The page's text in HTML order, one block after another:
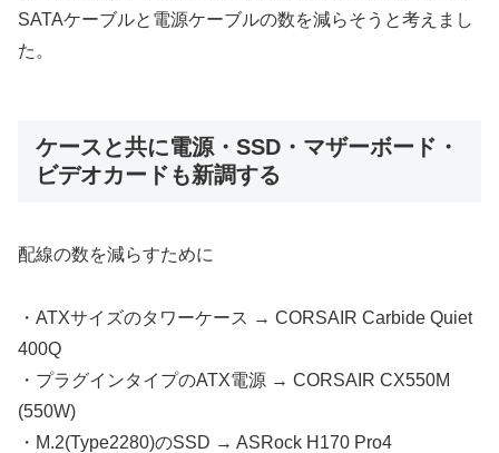
SATAケーブルと電源ケーブルの数を減らそうと考えまし
た。
ケースと共に電源・SSD・マザーボード・
ビデオカードも新調する
配線の数を減らすために
・ATXサイズのタワーケース → CORSAIR Carbide Quiet
400Q
・プラグインタイプのATX電源 → CORSAIR CX550M
(550W)
・M.2(Type2280)のSSD → ASRock H170 Pro4